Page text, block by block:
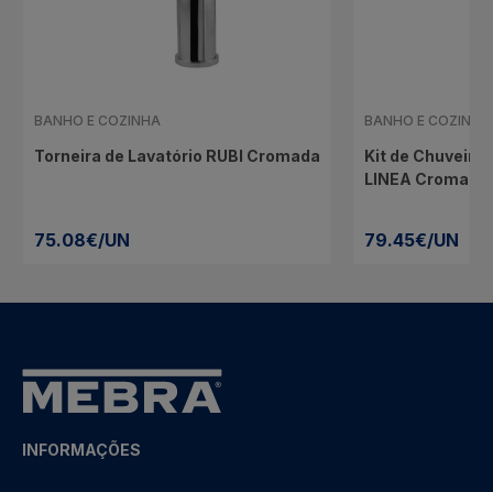
BANHO E COZINHA
Torneira de Lavatório RUBI Cromada
75.08€/UN
BANHO E COZINHA
Kit de Chuveiro
LINEA Cromado
79.45€/UN
INFORMAÇÕES